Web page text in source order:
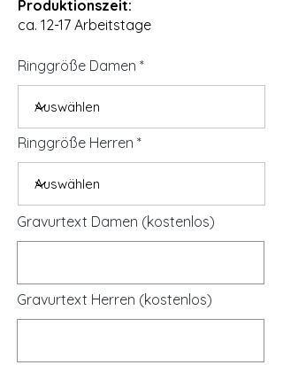
Produktionszeit:
ca. 12-17 Arbeitstage
Ringgröße Damen
Ringgröße Herren
Gravurtext Damen (kostenlos)
Gravurtext Herren (kostenlos)